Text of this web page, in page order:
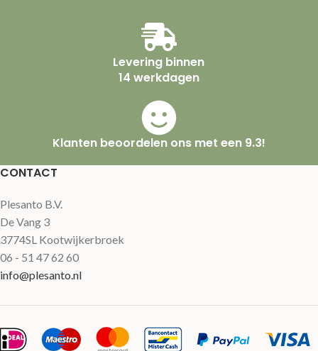
Levering binnen
14 werkdagen
Klanten beoordelen ons met een 9.3!
CONTACT
Plesanto B.V.
De Vang 3
3774SL Kootwijkerbroek
06 - 51 47 62 60
info@plesanto.nl